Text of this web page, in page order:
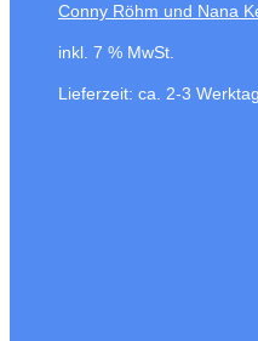
Conny Röhm und Nana
inkl. 7 % MwSt.
Lieferzeit: ca. 2-3